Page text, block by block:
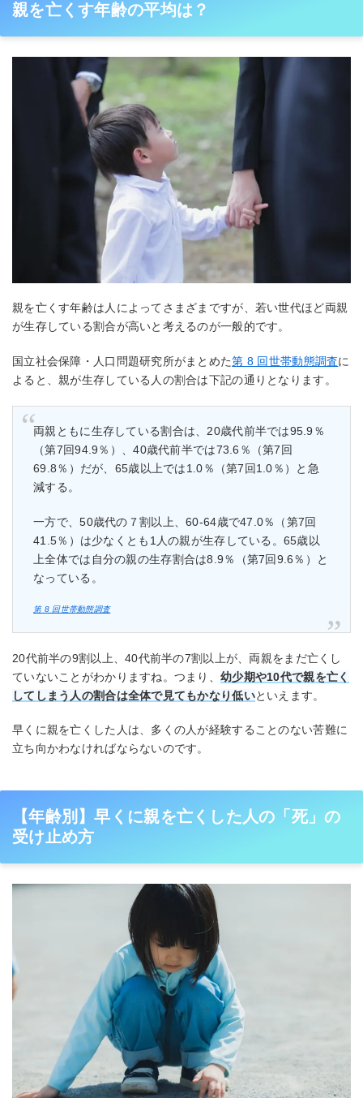
親を亡くす年齢の平均は？
親を亡くす年齢は人によってさまざまですが、若い世代ほど両親
が生存している割合が高いと考えるのが一般的です。
国立社会保障・人口問題研究所がまとめた第 8 回世帯動態調査に
よると、親が生存している人の割合は下記の通りとなります。
両親ともに生存している割合は、20歳代前半では95.9％
（第7回94.9％）、40歳代前半では73.6％（第7回
69.8％）だが、65歳以上では1.0％（第7回1.0％）と急
減する。
一方で、50歳代の７割以上、60-64歳で47.0％（第7回
41.5％）は少なくとも1人の親が生存している。65歳以
上全体では自分の親の生存割合は8.9％（第7回9.6％）と
なっている。
第 8 回世帯動態調査
20代前半の9割以上、40代前半の7割以上が、両親をまだ亡くし
ていないことがわかりますね。つまり、幼少期や10代で親を亡く
してしまう人の割合は全体で見てもかなり低いといえます。
早くに親を亡くした人は、多くの人が経験することのない苦難に
立ち向かわなければならないのです。
【年齢別】早くに親を亡くした人の「死」の
受け止め方